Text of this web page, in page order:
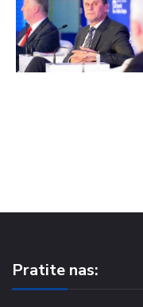
Pratite nas: